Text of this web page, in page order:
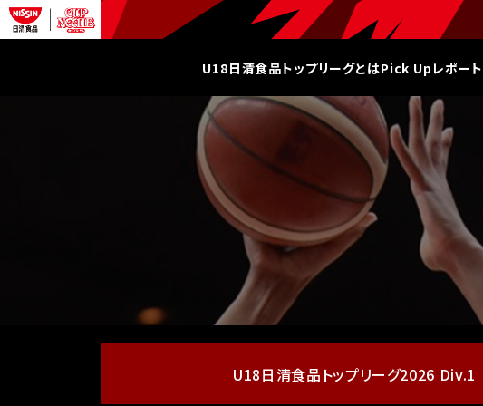
U18日清食品トップリーグとはPick Upレポート
U18日清食品 トップリーグ2026 Div.1